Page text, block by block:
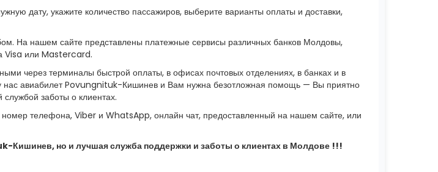
дату, укажите количество пассажиров, выберите варианты оплаты и доставки,
На нашем сайте представлены платежные сервисы различных банков Молдовы,
Visa или Mastercard.
через терминалы быстрой оплаты, в офисах почтовых отделениях, в банках и в
авиабилет Povungnituk-Кишинев и Вам нужна безотложная помощь — Вы приятно
заботы о клиентах.
телефона, Viber и WhatsApp, онлайн чат, предоставленный на нашем сайте, или
Кишинев, но и лучшая служба поддержки и заботы о клиентах в Молдове !!!